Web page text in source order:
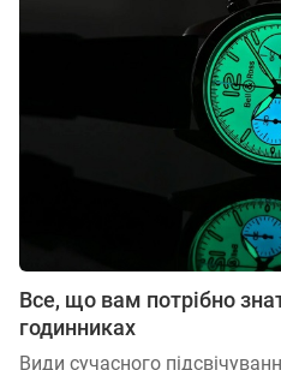
Все, що вам потрібно
годинниках
Види сучасного